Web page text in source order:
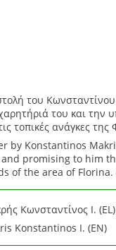
του
του και την
τοπικές ανάγκες της
by Konstantinos
promising to him
of the area of Florina.
Κωνσταντίνος Ι. (EL)
Konstantinos I. (EN)